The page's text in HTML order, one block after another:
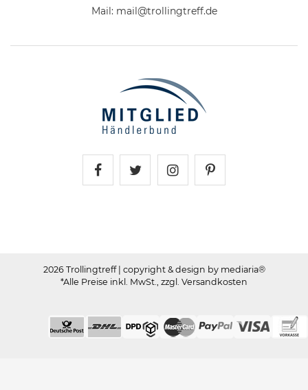
Mail: mail@trollingtreff.de
2026 Trollingtreff | copyright & design by mediaria®
*Alle Preise inkl. MwSt., zzgl. Versandkosten